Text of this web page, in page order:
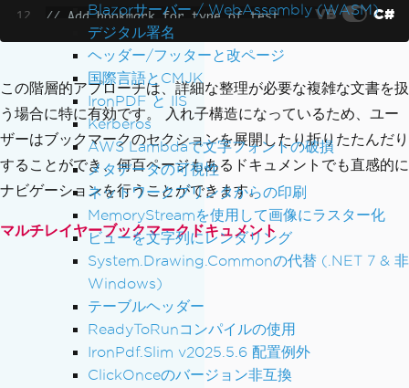
Blazorサーバー / WebAssembly (WASM)
デジタル署名
ヘッダー/フッターと改ページ
国際言語とCMJK
IronPDF と IIS
Kerberos
AWS Lambdaで文字フォントの破損
メタデータの可視性
ネットワークプリンタからの印刷
MemoryStreamを使用して画像にラスター化
ビューを文字列にレンダリング
System.Drawing.Commonの代替 (.NET 7 & 非
Windows)
テーブルヘッダー
ReadyToRunコンパイルの使用
IronPdf.Slim v2025.5.6 配置例外
ClickOnceのバージョン非互換
// Add bookmark for type of test
paperBookmark
dren. AddBookMarkAtStart ("Paper" ,
paperBookmark.Children .
AddBookMarkAtEn
"PersonA" , 3
);
paperBookmark.Children .AddBookMarkAtEn
d( "PersonB", 4);
// Add bookmark for days
mainBookmark
Child
ren.AddBookMarkAtEnd ("Date2" , 5);
// Add bookmark for type of test
computerBookmark
hildren
AddBookMarkAtStart
computerBookmark.Children. AddBookMarkA
tEnd( "PersonC", 6);
VB C#
この階層的アプローチは、詳細な整理が必要な複雑な文書を扱
う場合に特に有効です。 入れ子構造になっているため、ユー
ザーはブックマークのセクションを展開したり折りたたんだり
することができ、何百ページもあるドキュメントでも直感的に
ナビゲーションを行うことができます。
マルチレイヤーブックマークドキュメント